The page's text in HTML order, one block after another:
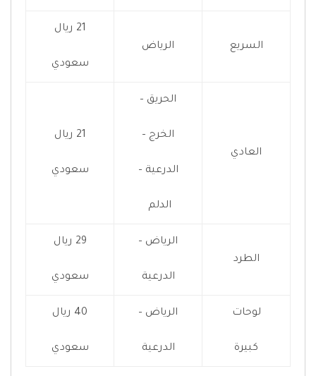
السريع الرياض
21 ريال
سعودي
العادي
الحريق –
الخرج –
الدرعية –
الدلم
21 ريال
سعودي
الطرد
الرياض –
الدرعية
29 ريال
سعودي
لوحات
كبيرة
الرياض –
الدرعية
40 ريال
سعودي